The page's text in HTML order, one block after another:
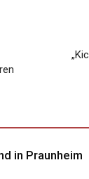
in Praunheim